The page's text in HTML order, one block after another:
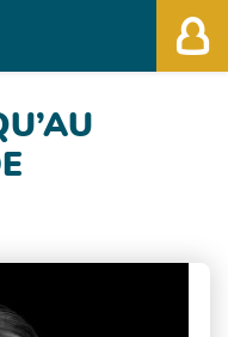
Musique